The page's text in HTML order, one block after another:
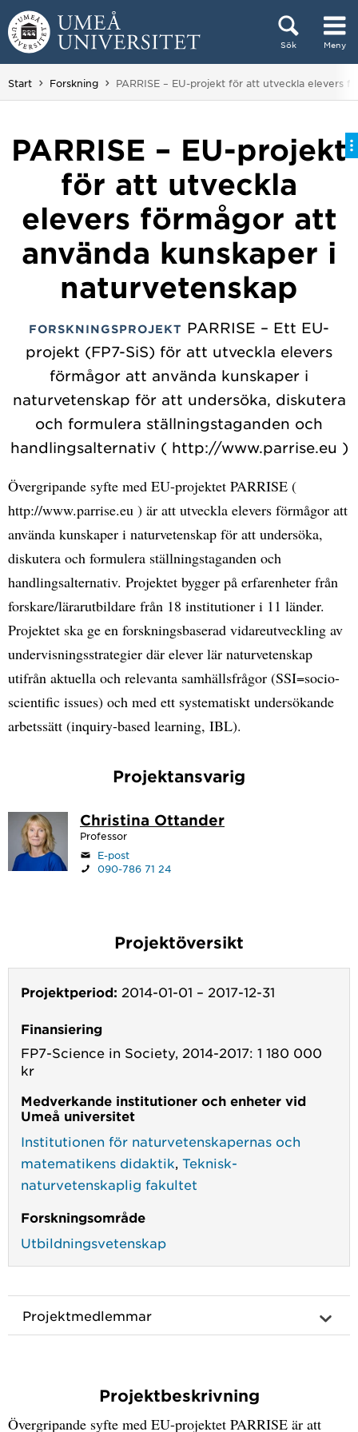
Hoppa direkt till innehållet
Sök Meny
Huvudmenyn dold.
Start Forskning Du är här:
PARRISE – EU-projekt för att utveckla elevers
PARRISE – EU-projekt
för att utveckla
elevers förmågor att
använda kunskaper i
naturvetenskap
FORSKNINGSPROJEKT PARRISE – Ett EU-
projekt (FP7-SiS) för att utveckla elevers
förmågor att använda kunskaper i
naturvetenskap för att undersöka, diskutera
och formulera ställningstaganden och
handlingsalternativ ( http://www.parrise.eu )
Övergripande syfte med EU-projektet PARRISE (
http://www.parrise.eu ) är att utveckla elevers förmågor att
använda kunskaper i naturvetenskap för att undersöka,
diskutera och formulera ställningstaganden och
handlingsalternativ. Projektet bygger på erfarenheter från
forskare/lärarutbildare från 18 institutioner i 11 länder.
Projektet ska ge en forskningsbaserad vidareutveckling av
undervisningsstrategier där elever lär naturvetenskap
utifrån aktuella och relevanta samhällsfrågor (SSI=socio-
scientific issues) och med ett systematiskt undersökande
arbetssätt (inquiry-based learning, IBL).
Projektansvarig
Christina Ottander
Professor
E-post
090-786 71 24
Projektöversikt
Projektperiod: 2014-01-01 – 2017-12-31
Finansiering
FP7-Science in Society, 2014-2017: 1 180 000
kr
Medverkande institutioner och enheter vid
Umeå universitet
Institutionen för naturvetenskapernas och
matematikens didaktik Teknisk-
naturvetenskaplig fakultet
Forskningsområde
Utbildningsvetenskap
Projektmedlemmar
Projektbeskrivning
Övergripande syfte med EU-projektet PARRISE är att